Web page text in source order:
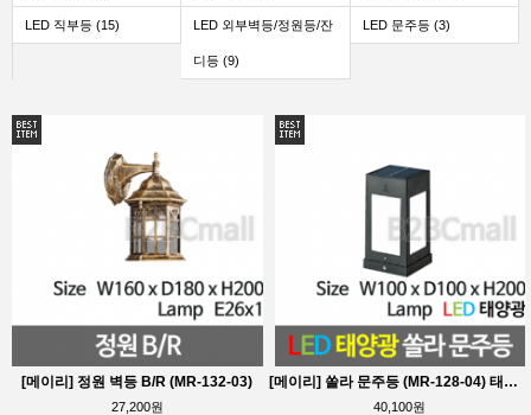
LED 직부등 (15) LED 외부벽등/정원등/잔
디등 (9)
LED 문주등 (3)
[메이리] 정원 벽등 B/R (MR-132-03)
27,200원
[메이리] 쏠라 문주등 (MR-128-04) 태양광
40,100원